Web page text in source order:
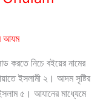
আযম
নিচে বইয়ের নামের
ইসলামী ২। আদম সৃষ্টির
৫। আযানের মাধ্যেমে